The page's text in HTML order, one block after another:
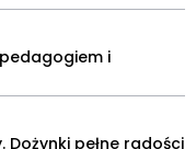
pedagogiem i
pełne radości